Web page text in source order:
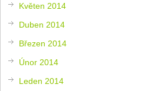
Květen 2014
Duben 2014
Březen 2014
Únor 2014
Leden 2014